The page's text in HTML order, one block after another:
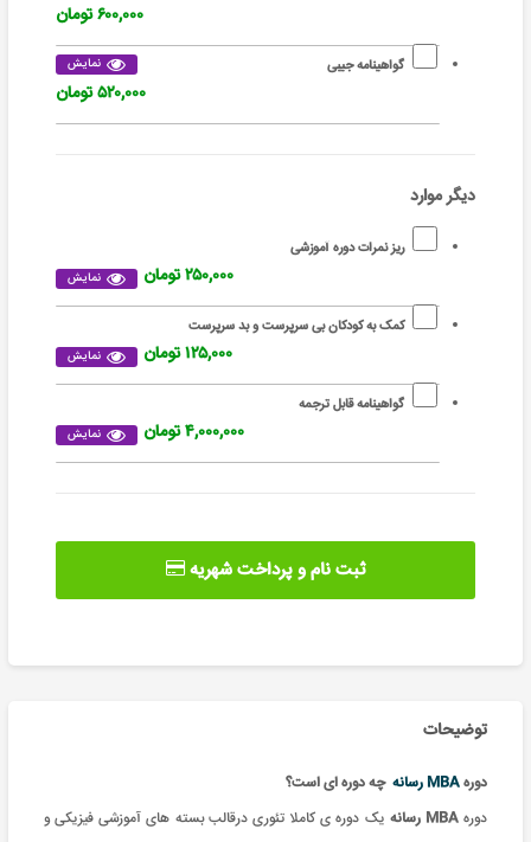
۶۰۰,۰۰۰ تومان
گواهینامه جیبی نمایش
۵۲۰,۰۰۰ تومان
دیگر موارد
ریز نمرات دوره آموزشی
نمایش ۲۵۰,۰۰۰ تومان
کمک به کودکان بی سرپرست و بد سرپرست
نمایش ۱۲۵,۰۰۰ تومان
گواهینامه قابل ترجمه
نمایش ۴,۰۰۰,۰۰۰ تومان
ثبت نام و پرداخت شهریه
توضیحات
دورهMBA رسانه
چه دوره ای است؟
دورهMBA رسانه یک دوره ی کاملا تئوری درقالب بسته های آموزشی فیزیکی و